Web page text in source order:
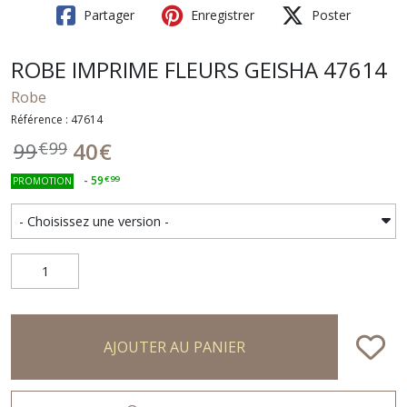
Partager Enregistrer Poster
ROBE IMPRIME FLEURS GEISHA 47614
Robe
Référence : 47614
99€99 40€
PROMOTION - 59€99
AJOUTER AU PANIER